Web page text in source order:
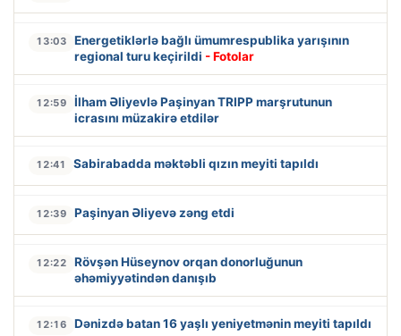
13:03
Energetiklərlə bağlı ümumrespublika yarışının
regional turu keçirildi - Fotolar
12:59
İlham Əliyevlə Paşinyan TRIPP marşrutunun
icrasını müzakirə etdilər
12:41 Sabirabadda məktəbli qızın meyiti tapıldı
12:39 Paşinyan Əliyevə zəng etdi
12:22
Rövşən Hüseynov orqan donorluğunun
əhəmiyyətindən danışıb
12:16 Dənizdə batan 16 yaşlı yeniyetmənin meyiti tapıldı